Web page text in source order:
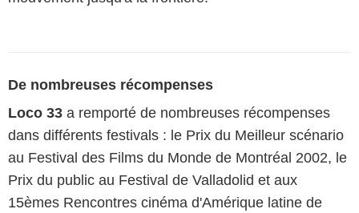
De nombreuses récompenses
Loco 33 a remporté de nombreuses récompenses
dans différents festivals : le Prix du Meilleur scénario
au Festival des Films du Monde de Montréal 2002, le
Prix du public au Festival de Valladolid et aux
15èmes Rencontres cinéma d'Amérique latine de